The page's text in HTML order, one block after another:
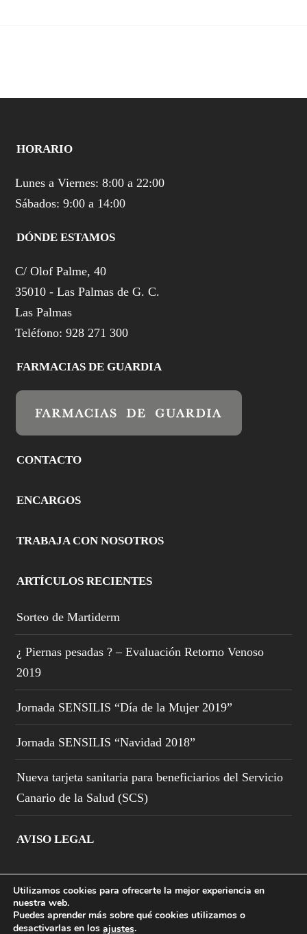
HORARIO
Lunes a Viernes: 8:00 a 22:00
Sábados: 9:00 a 14:00
DÓNDE ESTAMOS
C/ Olof Palme, 40
35010 - Las Palmas de G. C.
Las Palmas
Teléfono: 928 271 300
FARMACIAS DE GUARDIA
CONTACTO
ENCARGOS
TRABAJA CON NOSOTROS
ARTÍCULOS RECIENTES
Sorteo de Martiderm
¿ Piernas pesadas ? – Evaluación Retorno Venoso
2019
Jornada SENSILIS “Día de la Mujer 2019”
Jornada SENSILIS “Navidad 2018”
Nueva tarjeta sanitaria para beneficiarios del Servicio
Canario de la Salud (SCS)
AVISO LEGAL
© COPYRIGHT FARMACIA OLOF PALME
Utilizamos cookies para ofrecerte la mejor experiencia en
nuestra web.
Puedes aprender más sobre qué cookies utilizamos o
desactivarlas en los ajustes.